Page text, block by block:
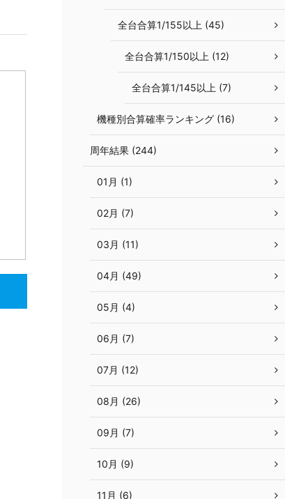
全台合算1/155以上 (45)
全台合算1/150以上 (12)
全台合算1/145以上 (7)
機種別合算確率ランキング (16)
周年結果 (244)
01月 (1)
02月 (7)
03月 (11)
04月 (49)
05月 (4)
06月 (7)
07月 (12)
08月 (26)
09月 (7)
10月 (9)
11月 (6)